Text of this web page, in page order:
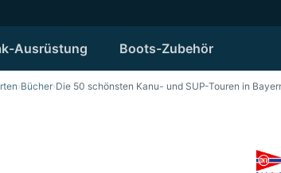
Ausrüstung Boots-Zubehör
›Bücher›Die 50 schönsten Kanu- und SUP-Touren in